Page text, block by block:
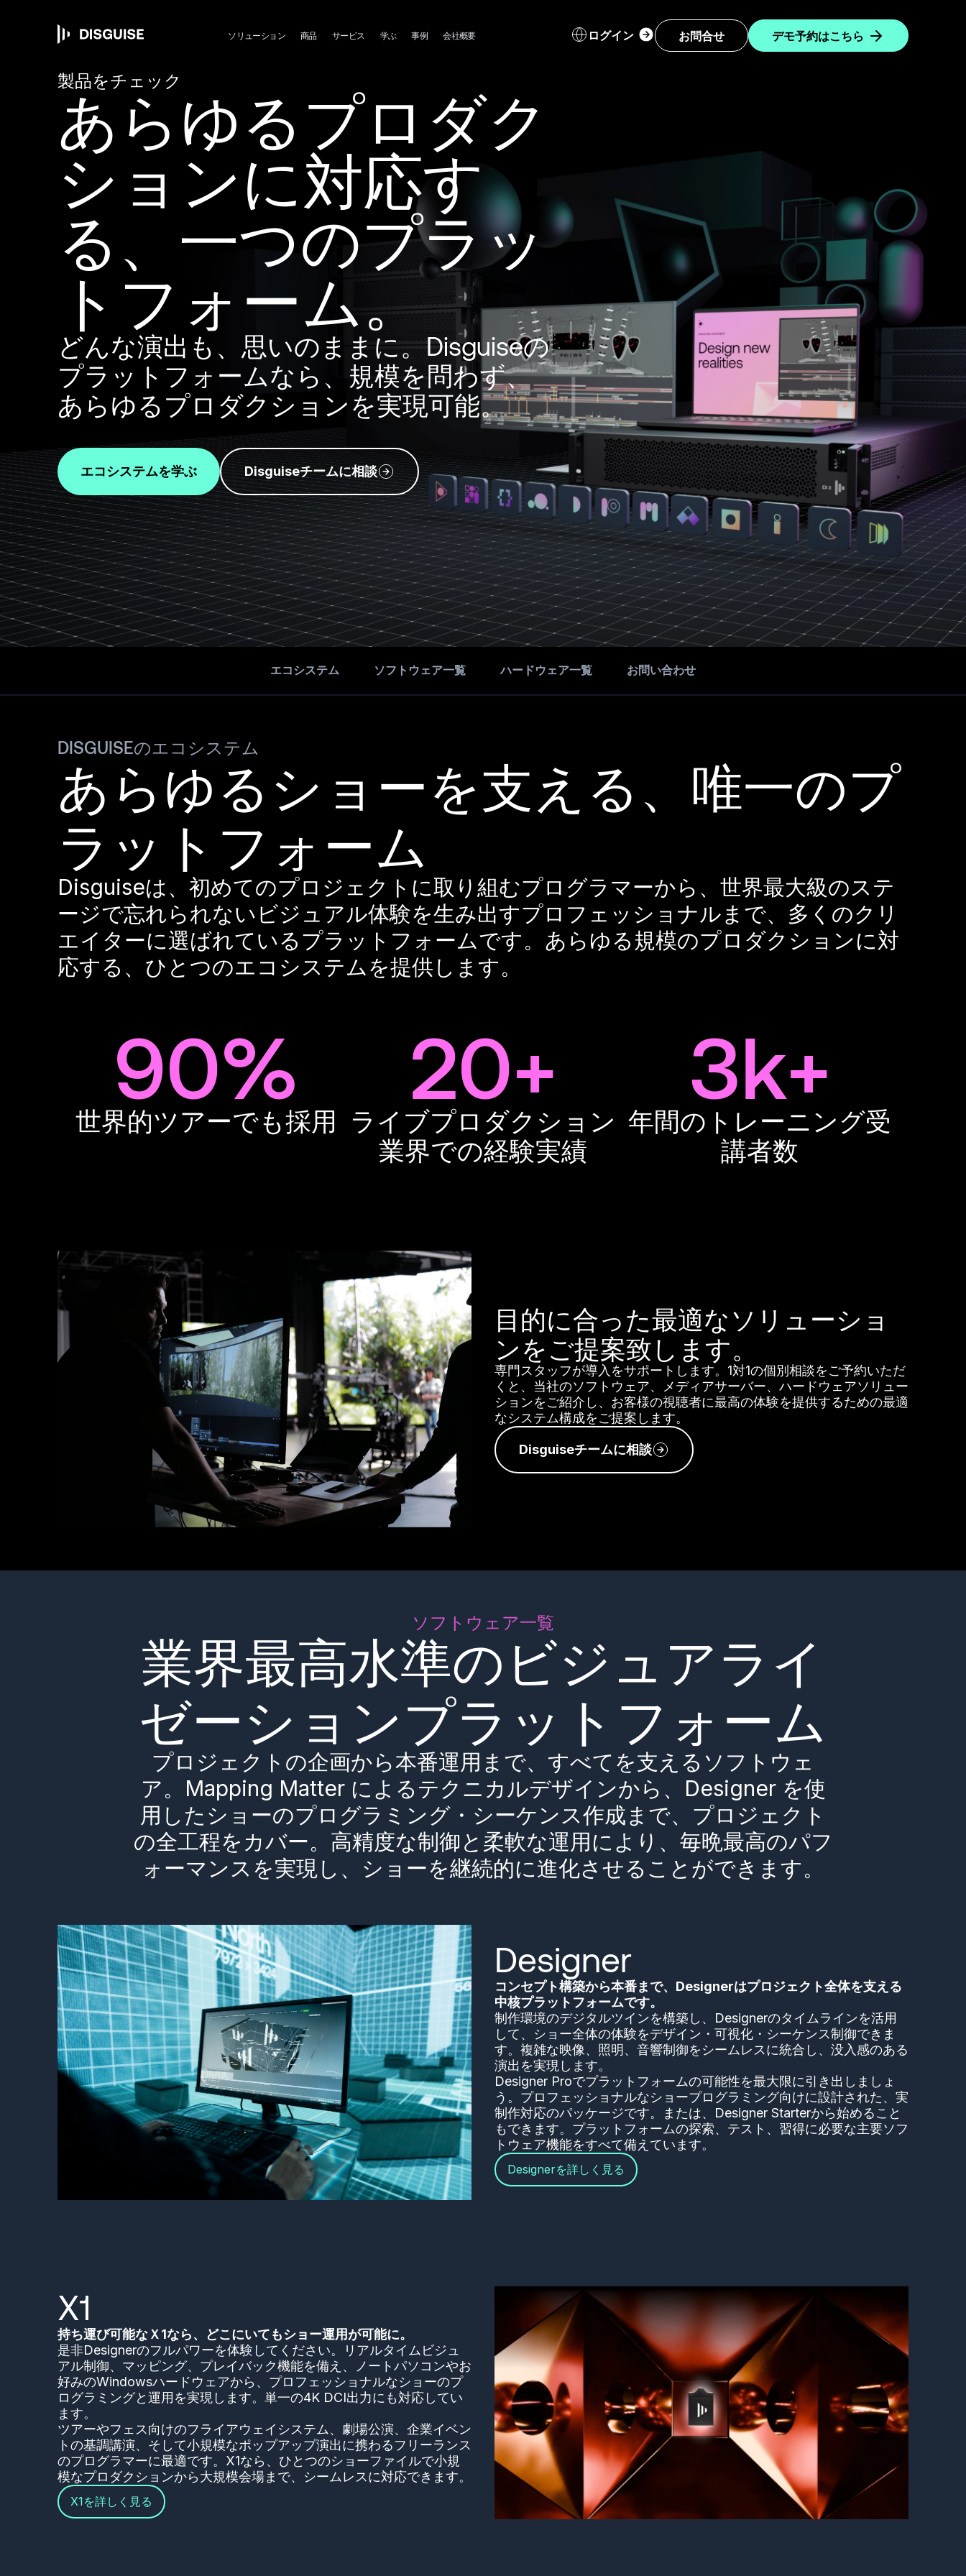
Main
navigation
ソリューション 商品 サービス 学ぶ 事例 会社概要
Login
ログイン お問合せ デモ予約はこちら
製品をチェック
あらゆるプロダク
ションに対応す
る、一つのプラッ
トフォーム。
どんな演出も、思いのままに。Disguiseの
プラットフォームなら、規模を問わず、
あらゆるプロダクションを実現可能。
エコシステムを学ぶ Disguiseチームに相談
エコシステム ソフトウェア一覧 ハードウェア一覧 お問い合わせ
DISGUISEのエコシステム
あらゆるショーを支える、唯一のプ
ラットフォーム
Disguiseは、初めてのプロジェクトに取り組むプログラマーから、世界最大級のステ
ージで忘れられないビジュアル体験を生み出すプロフェッショナルまで、多くのクリ
エイターに選ばれているプラットフォームです。あらゆる規模のプロダクションに対
応する、ひとつのエコシステムを提供します。
90%
世界的ツアーでも採用
20+
ライブプロダクション
業界での経験実績
3k+
年間のトレーニング受
講者数
目的に合った最適なソリューショ
ンをご提案致します。
専門スタッフが導入をサポートします。1対1の個別相談をご予約いただ
くと、当社のソフトウェア、メディアサーバー、ハードウェアソリュー
ションをご紹介し、お客様の視聴者に最高の体験を提供するための最適
なシステム構成をご提案します。
Disguiseチームに相談
ソフトウェア一覧
業界最高水準のビジュアライ
ゼーションプラットフォーム
プロジェクトの企画から本番運用まで、すべてを支えるソフトウェ
ア。Mapping Matter によるテクニカルデザインから、Designer を使
用したショーのプログラミング・シーケンス作成まで、プロジェクト
の全工程をカバー。高精度な制御と柔軟な運用により、毎晩最高のパフ
ォーマンスを実現し、ショーを継続的に進化させることができます。
Designer
コンセプト構築から本番まで、Designerはプロジェクト全体を支える
中核プラットフォームです。
制作環境のデジタルツインを構築し、Designerのタイムラインを活用
して、ショー全体の体験をデザイン・可視化・シーケンス制御できま
す。複雑な映像、照明、音響制御をシームレスに統合し、没入感のある
演出を実現します。
Designer Proでプラットフォームの可能性を最大限に引き出しましょ
う。プロフェッショナルなショープログラミング向けに設計された、実
制作対応のパッケージです。または、Designer Starterから始めること
もできます。プラットフォームの探索、テスト、習得に必要な主要ソフ
トウェア機能をすべて備えています。
Designerを詳しく見る
X1
持ち運び可能なＸ1なら、どこにいてもショー運用が可能に。
是非Designerのフルパワーを体験してください。リアルタイムビジュ
アル制御、マッピング、プレイバック機能を備え、ノートパソコンやお
好みのWindowsハードウェアから、プロフェッショナルなショーのプ
ログラミングと運用を実現します。単一の4K DCI出力にも対応してい
ます。
ツアーやフェス向けのフライアウェイシステム、劇場公演、企業イベン
トの基調講演、そして小規模なポップアップ演出に携わるフリーランス
のプログラマーに最適です。X1なら、ひとつのショーファイルで小規
模なプロダクションから大規模会場まで、シームレスに対応できます。
X1を詳しく見る